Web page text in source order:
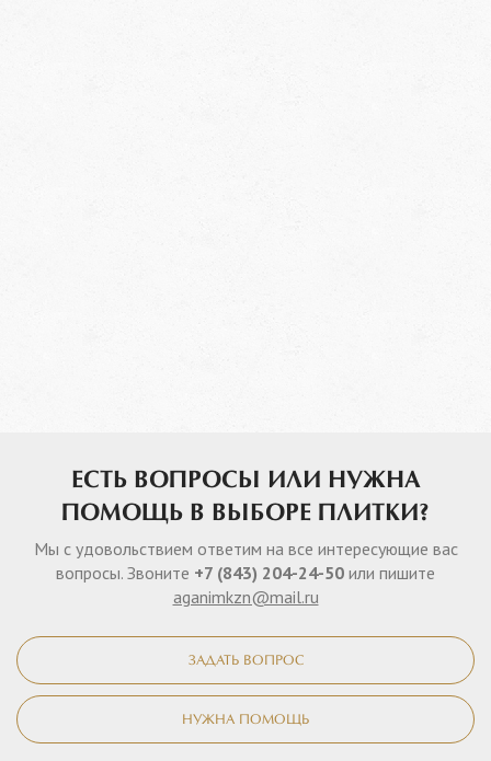
ЕСТЬ ВОПРОСЫ ИЛИ НУЖНА
ПОМОЩЬ В ВЫБОРЕ ПЛИТКИ?
Мы с удовольствием ответим на все интересующие вас
вопросы. Звоните +7 (843) 204-24-50 или пишите
aganimkzn@mail.ru
ЗАДАТЬ ВОПРОС
НУЖНА ПОМОЩЬ